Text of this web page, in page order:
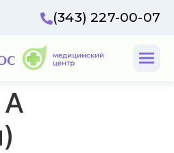
(343) 227-00-07
А